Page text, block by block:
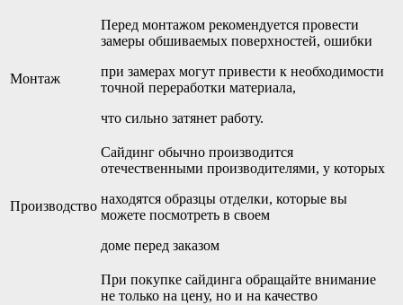
Монтаж
Перед монтажом рекомендуется провести
замеры обшиваемых поверхностей, ошибки
при замерах могут привести к необходимости
точной переработки материала,
что сильно затянет работу.
Производство
Сайдинг обычно производится
отечественными производителями, у которых
находятся образцы отделки, которые вы
можете посмотреть в своем
доме перед заказом
При покупке сайдинга обращайте внимание
не только на цену, но и на качество